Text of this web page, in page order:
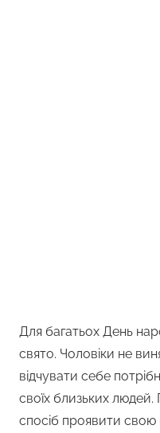
Для багатьох День
свято. Чоловіки не
відчувати себе
своїх близьких
спосіб проявити свою